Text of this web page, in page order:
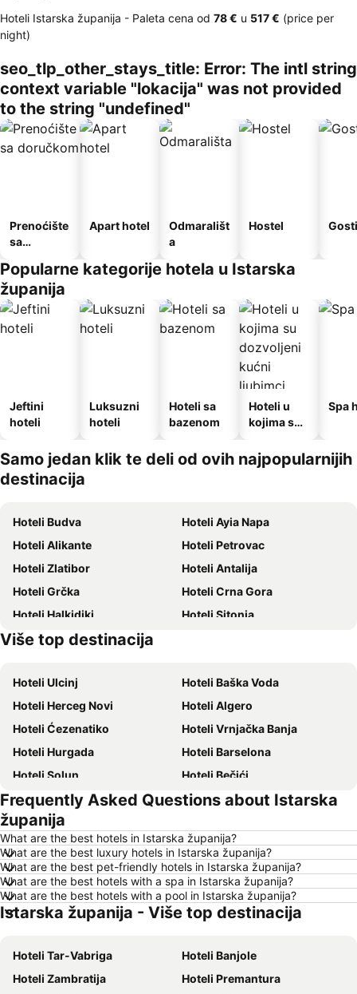
Hoteli Istarska županija - Paleta cena od ‎78 € u ‎517 € (price per
night)
seo_tlp_other_stays_title: Error: The intl string
context variable "lokacija" was not provided
to the string "undefined"
Prenoćište
sa
Apart hotel
Odmarališt
a
Hostel
Popularne kategorije hotela u Istarska
županija
Jeftini
hoteli
Luksuzni
hoteli
Hoteli sa
bazenom
Hoteli u
kojima su
kućni
ljubimci
Spa
Samo jedan klik te deli od ovih najpopularnijih
destinacija
Hoteli Budva
Hoteli Ayia Napa
Hoteli Alikante
Hoteli Petrovac
Hoteli Zlatibor
Hoteli Antalija
Hoteli Grčka
Hoteli Crna Gora
Hoteli Halkidiki
Hoteli Sitonia
Hoteli Krf
Više top destinacija
Hoteli Ulcinj
Hoteli Baška Voda
Hoteli Herceg Novi
Hoteli Algero
Hoteli Ćezenatiko
Hoteli Vrnjačka Banja
Hoteli Hurgada
Hoteli Barselona
Hoteli Solun
Hoteli Bečići
Hoteli Hanija
Hoteli Tivat
Hoteli Nica
Hoteli Rim
Hoteli Nei Pori
Hoteli Pefkohori
Hoteli Rimini
Hoteli Milano
Hoteli Krit
Hoteli Majorka
Hoteli Kipar
Hoteli Santorini
Hoteli Italija
Hoteli Srbija
Hoteli Malta
Frequently Asked Questions about Istarska
županija
What are the best hotels in Istarska županija?
What are the best luxury hotels in Istarska županija?
What are the best pet-friendly hotels in Istarska županija?
What are the best hotels with a spa in Istarska županija?
What are the best hotels with a pool in Istarska županija?
Istarska županija - Više top destinacija
Hoteli Tar-Vabriga
Hoteli Banjole
Hoteli Zambratija
Hoteli Premantura